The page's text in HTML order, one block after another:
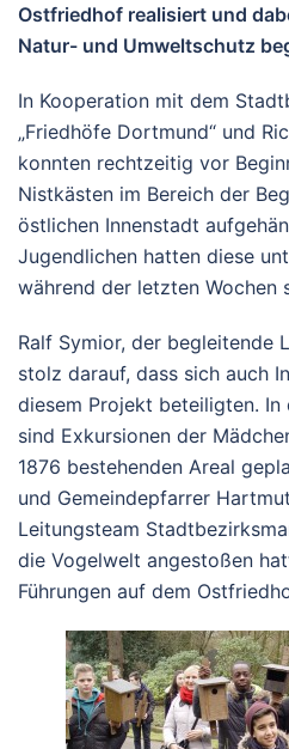
Ostfriedhof realisiert und
Natur- und Umweltschutz
In Kooperation mit dem
„Friedhöfe Dortmund“ und
konnten rechtzeitig vor
Nistkästen im Bereich der
östlichen Innenstadt
Jugendlichen hatten diese
während der letzten Wochen
Ralf Symior, der begleitende
stolz darauf, dass sich auch
diesem Projekt beteiligten. In
sind Exkursionen der
1876 bestehenden Areal
und Gemeindepfarrer
Leitungsteam
die Vogelwelt angestoßen
Führungen auf dem